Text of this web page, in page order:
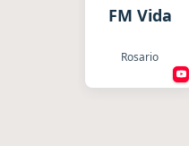
FM Vida
Rosario